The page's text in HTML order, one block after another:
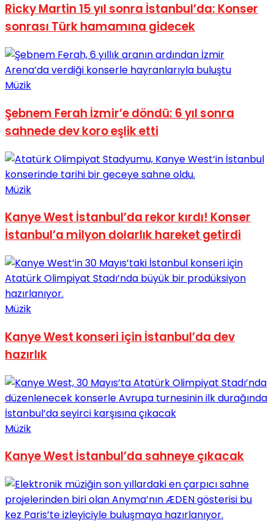
Ricky Martin 15 yıl sonra İstanbul’da: Konser
sonrası Türk hamamına gidecek
Müzik
Şebnem Ferah İzmir’e döndü: 6 yıl sonra
sahnede dev koro eşlik etti
Müzik
Kanye West İstanbul’da rekor kırdı! Konser
İstanbul’a milyon dolarlık hareket getirdi
Müzik
Kanye West konseri için İstanbul’da dev
hazırlık
Müzik
Kanye West İstanbul’da sahneye çıkacak